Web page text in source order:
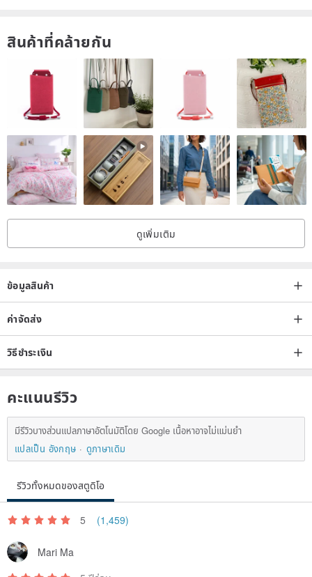
สินค้าที่คล้ายกัน
ดูเพิ่มเติม
ข้อมูลสินค้า
ค่าจัดส่ง
วิธีชำระเงิน
คะแนนรีวิว
มีรีวิวบางส่วนแปลภาษาอัตโนมัติโดย Google เนื้อหาอาจไม่แม่นยำ
แปลเป็น อังกฤษ
ดูภาษาเดิม
รีวิวทั้งหมดของสตูดิโอ
5 (1,459)
Mari Ma